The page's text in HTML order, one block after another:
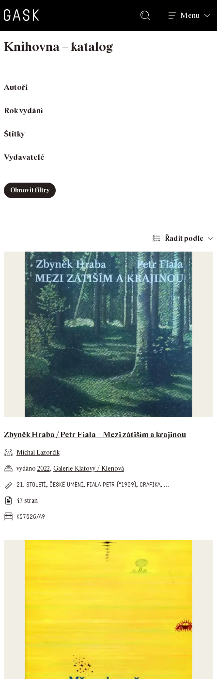
Hledat
Menu
Knihovna – katalog
Autoři
Rok vydání
Štítky
Vydavatelé
Obnovit filtry
Řadit podle
Zbyněk Hraba / Petr Fiala – Mezi zátiším a krajinou
Michal Lazorčík
vydáno 2022, Galerie Klatovy / Klenová
21. století, české umění, fiala petr (*1969), grafika, …
47 stran
k07026/a9